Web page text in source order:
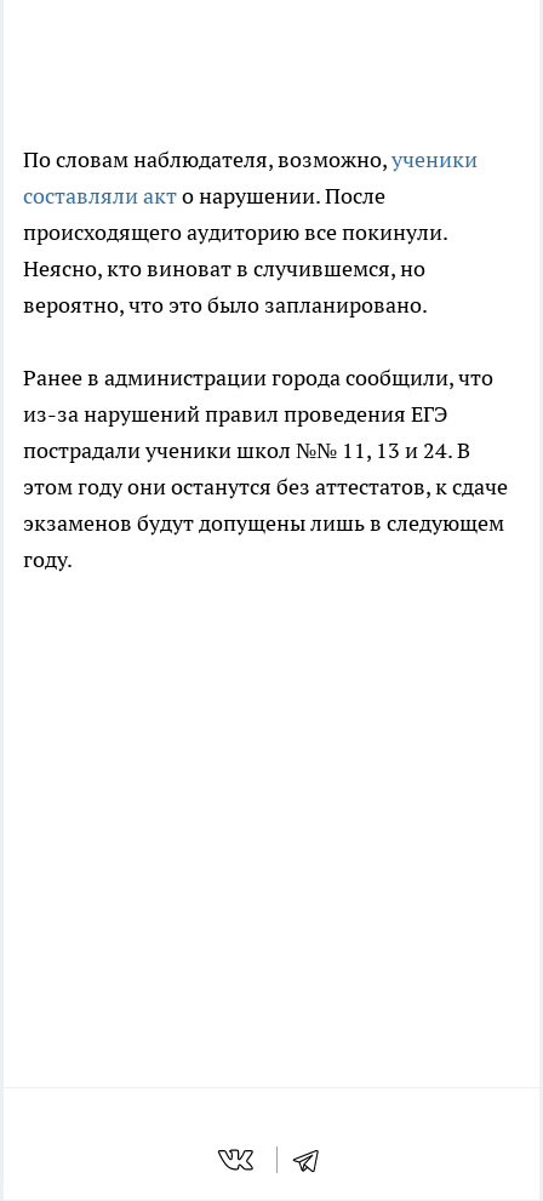
По словам наблюдателя, возможно,ученики
составляли акто нарушении. После
происходящего аудиторию все покинули.
Неясно, кто виноват в случившемся, но
вероятно, что это было запланировано.
Ранее в администрации города сообщили, что
из-за нарушений правил проведения ЕГЭ
пострадали ученики школ №№ 11, 13 и 24. В
этом году они останутся без аттестатов, к сдаче
экзаменов будут допущены лишь в следующем
году.